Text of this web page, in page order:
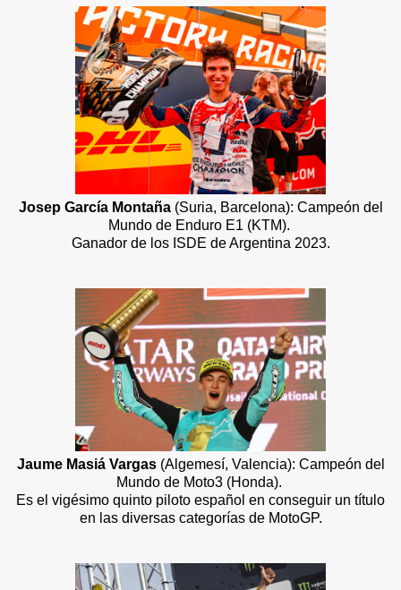
Josep García Montaña(Suria, Barcelona): Campeón del
Mundo de Enduro E1 (KTM).
Ganador de los ISDE de Argentina 2023.
Jaume Masiá Vargas(Algemesí, Valencia): Campeón del
Mundo de Moto3 (Honda).
Es el vigésimo quinto piloto español en conseguir un título
en las diversas categorías de MotoGP.